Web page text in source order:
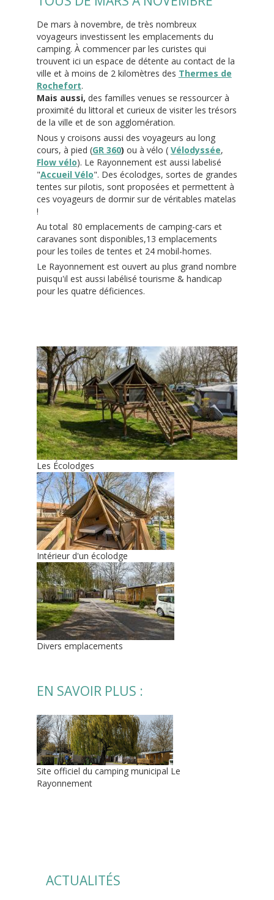
De mars à novembre, de très nombreux
voyageurs investissent les emplacements du
camping. À commencer par les curistes qui
trouvent ici un espace de détente au contact de la
ville et à moins de 2 kilomètres des Thermes de
Rochefort.
Mais aussi, des familles venues se ressourcer à
proximité du littoral et curieux de visiter les trésors
de la ville et de son agglomération.
Nous y croisons aussi des voyageurs au long
cours, à pied (GR 360) ou à vélo ( Vélodyssée,
Flow vélo). Le Rayonnement est aussi labelisé
"Accueil Vélo". Des écolodges, sortes de grandes
tentes sur pilotis, sont proposées et permettent à
ces voyageurs de dormir sur de véritables matelas
!
Au total 80 emplacements de camping-cars et
caravanes sont disponibles,13 emplacements
pour les toiles de tentes et 24 mobil-homes.
Le Rayonnement est ouvert au plus grand nombre
puisqu'il est aussi labélisé tourisme & handicap
pour les quatre déficiences.
Les Écolodges
Intérieur d'un écolodge
Divers emplacements
EN SAVOIR PLUS :
Site officiel du camping municipal Le
Rayonnement
ACTUALITÉS